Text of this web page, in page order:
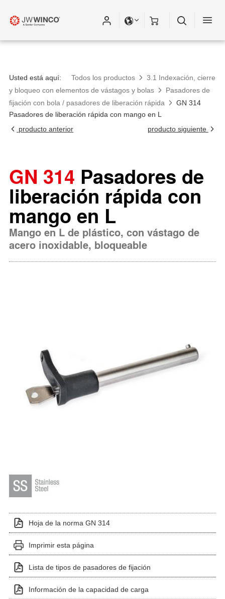
Usted está aquí: Todos los productos
3.1 Indexación, cierre
y bloqueo con elementos de vástagos y bolas
Pasadores de
fijación con bola / pasadores de liberación rápida
GN 314
Pasadores de liberación rápida con mango en L
producto anterior
producto siguiente
GN 314 Pasadores de
liberación rápida con
mango en L
Mango en L de plástico, con vástago de
acero inoxidable, bloqueable
Hoja de la norma GN 314
Imprimir esta página
Lista de tipos de pasadores de fijación
Información de la capacidad de carga